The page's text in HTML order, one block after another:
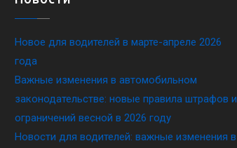
Новое для водителей в марте-апреле 2026
года
Важные изменения в автомобильном
законодательстве: новые правила штрафов и
ограничений весной в 2026 году
Новости для водителей: важные изменения в